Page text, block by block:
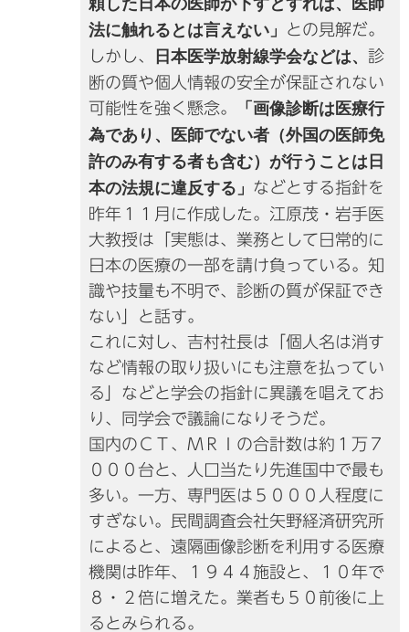
法に触れるとは言えない」
との見解だ。
しかし、
日本医学放射線学会などは、診
断の質や個人情報の安全が保証されない
可能性を強く懸念。
「画像診断は医療行
為であり、医師でない者（外国の医師免
許のみ有する者も含む）が行うことは日
本の法規に違反する」
などとする指針を
昨年１１月に作成した。江原茂・岩手医
大教授は「実態は、業務として日常的に
日本の医療の一部を請け負っている。知
識や技量も不明で、診断の質が保証でき
ない」と話す。
これに対し、吉村社長は「個人名は消す
など情報の取り扱いにも注意を払ってい
る」などと学会の指針に異議を唱えてお
り、同学会で議論になりそうだ。
国内のＣＴ、ＭＲＩの合計数は約１万７
０００台と、人口当たり先進国中で最も
多い。一方、専門医は５０００人程度に
すぎない。民間調査会社矢野経済研究所
によると、遠隔画像診断を利用する医療
機関は昨年、１９４４施設と、１０年で
８・２倍に増えた。業者も５０前後に上
るとみられる。